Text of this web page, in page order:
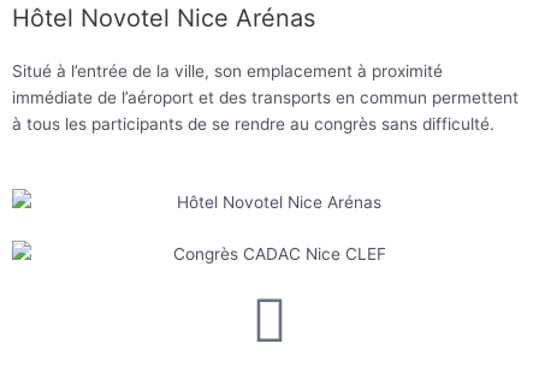
Hôtel Novotel Nice Arénas
Situé à l’entrée de la ville, son emplacement à proximité
immédiate de l’aéroport et des transports en commun permettent
à tous les participants de se rendre au congrès sans difficulté.